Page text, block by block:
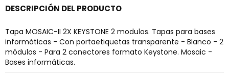
DESCRIPCIÓN DEL PRODUCTO
Tapa MOSAIC-II 2X KEYSTONE 2 modulos. Tapas para bases
informáticas - Con portaetiquetas transparente - Blanco - 2
módulos - Para 2 conectores formato Keystone. Mosaic -
Bases informáticas.